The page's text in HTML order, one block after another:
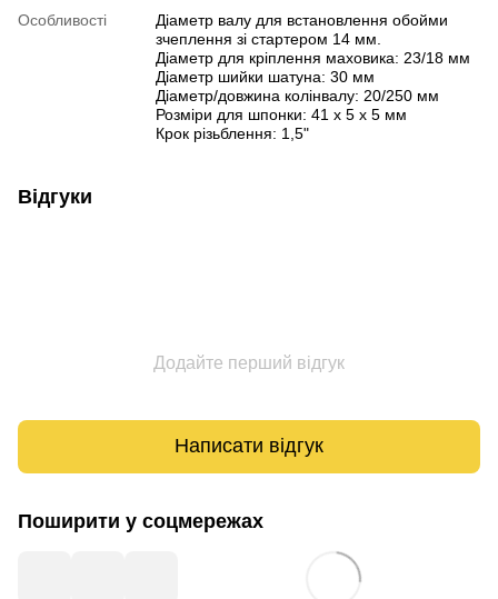
Особливості
Діаметр валу для встановлення обойми
зчеплення зі стартером 14 мм.
Діаметр для кріплення маховика: 23/18 мм
Діаметр шийки шатуна: 30 мм
Діаметр/довжина колінвалу: 20/250 мм
Розміри для шпонки: 41 х 5 х 5 мм
Крок різьблення: 1,5"
Відгуки
Додайте перший відгук
Написати відгук
Поширити у соцмережах